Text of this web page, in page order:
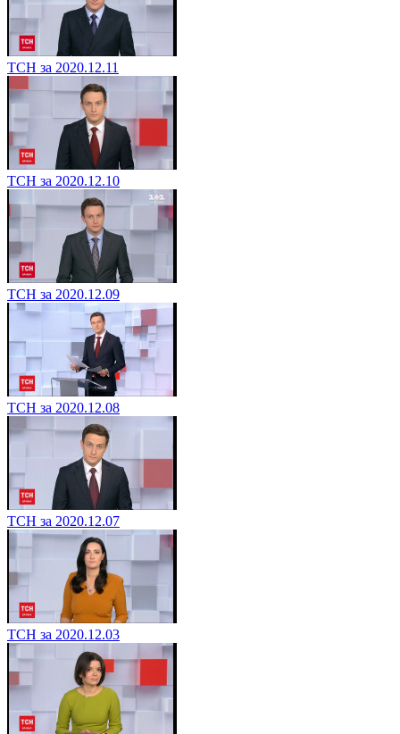
ТСН за 2020.12.11
ТСН за 2020.12.10
ТСН за 2020.12.09
ТСН за 2020.12.08
ТСН за 2020.12.07
ТСН за 2020.12.03